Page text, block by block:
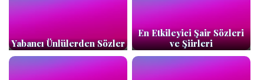
Yabancı Ünlülerden Sözler
En Etkileyici Şair Sözleri
ve Şiirleri